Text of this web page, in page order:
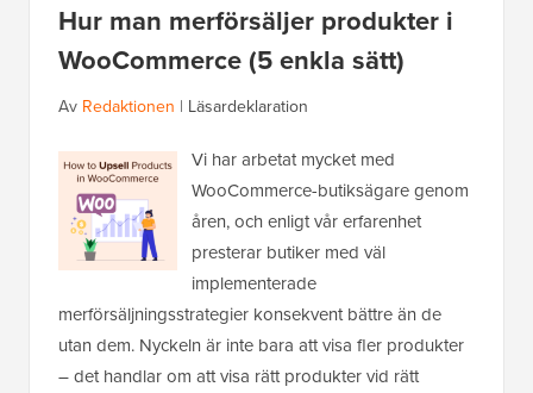
Hur man merförsäljer produkter i
WooCommerce (5 enkla sätt)
Av Redaktionen | Läsardeklaration
Vi har arbetat mycket med
WooCommerce-butiksägare genom
åren, och enligt vår erfarenhet
presterar butiker med väl
implementerade
merförsäljningsstrategier konsekvent bättre än de
utan dem. Nyckeln är inte bara att visa fler produkter
– det handlar om att visa rätt produkter vid rätt